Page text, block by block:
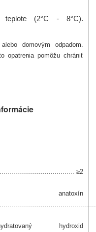
(2°C - 8°C).
domovým odpadom.
opatrenia pomôžu chrániť
≥2
hydroxid